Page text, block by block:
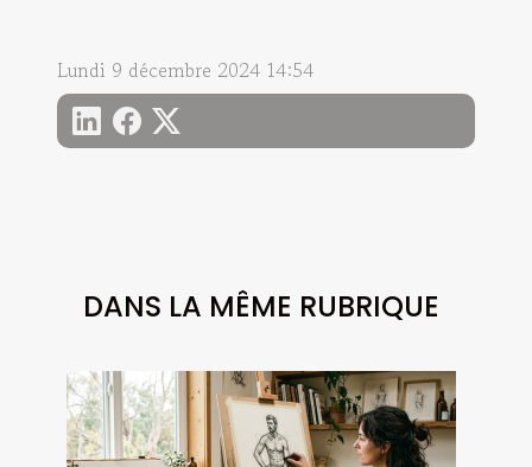
Lundi 9 décembre 2024 14:54
DANS LA MÊME RUBRIQUE